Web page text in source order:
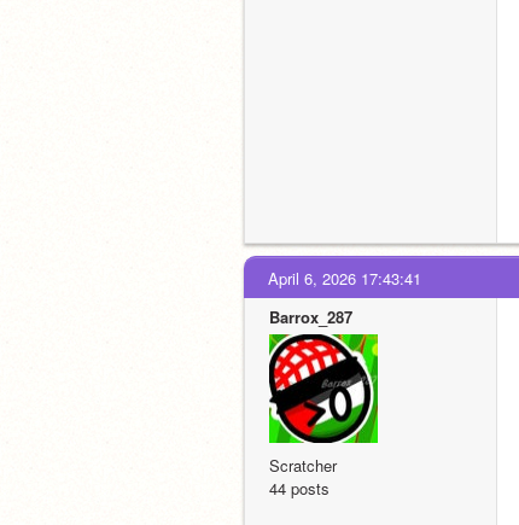
April 6, 2026 17:43:41
Barrox_287
Scratcher
44 posts